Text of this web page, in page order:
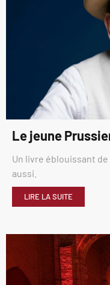
Le jeune
Un livre éblouissant de
aussi.
LIRE LA SUITE